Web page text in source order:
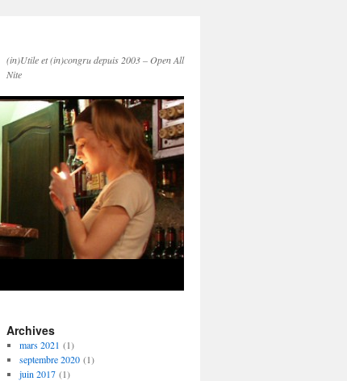
(in)Utile et (in)congru depuis 2003 – Open All
Nite
Archives
mars 2021 (1)
septembre 2020(1)
juin 2017(1)